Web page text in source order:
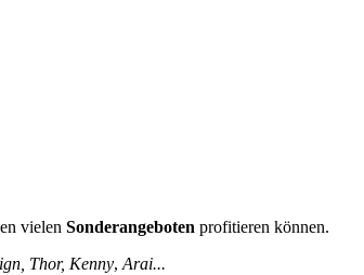
vielen Sonderangeboten profitieren können.
Thor, Kenny, Arai...